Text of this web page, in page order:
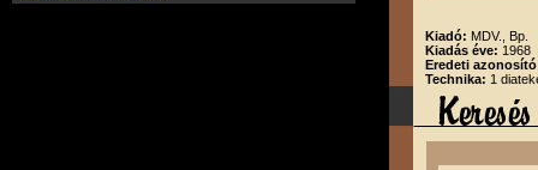
Kiadó: MDV., Bp.
Kiadás éve: 1968
Eredeti
Technika: 1